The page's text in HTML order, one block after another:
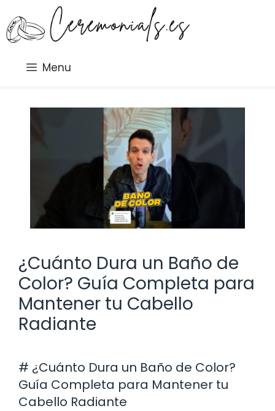
al
contenido
Menu
¿Cuánto Dura un Baño de
Color? Guía Completa para
Mantener tu Cabello
Radiante
# ¿Cuánto Dura un Baño de Color?
Guía Completa para Mantener tu
Cabello Radiante